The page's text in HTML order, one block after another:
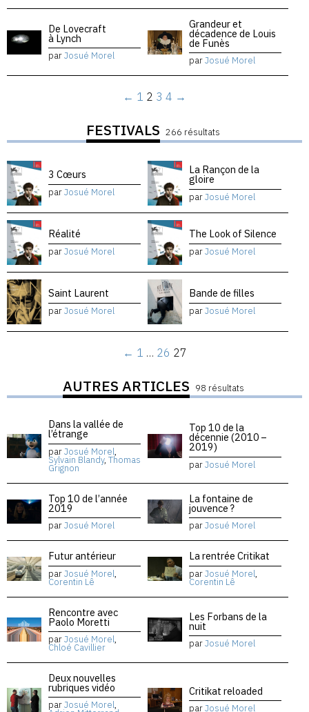
De Lovecraft
à Lynch
parJosué Morel
Grandeur et
décadence de Louis
de Funès
parJosué Morel
← 1 2 3 4 →
FESTIVALS 266 résultats
3 Cœurs
parJosué Morel
La Rançon de la
gloire
parJosué Morel
Réalité
parJosué Morel
The Look of Silence
parJosué Morel
Saint Laurent
parJosué Morel
Bande de filles
parJosué Morel
← 1 … 26 27
AUTRES ARTICLES 98 résultats
Dans la vallée de
l’étrange
parJosué Morel,
Sylvain Blandy, Thomas
Grignon
Top 10 de la
décennie (2010 –
2019)
parJosué Morel
Top 10 de l’année
2019
parJosué Morel
La fontaine de
jouvence ?
parJosué Morel
Futur antérieur
parJosué Morel,
Corentin Lê
La rentrée Critikat
parJosué Morel,
Corentin Lê
Rencontre avec
Paolo Moretti
parJosué Morel,
Chloé Cavillier
Les Forbans de la
nuit
parJosué Morel
Deux nouvelles
rubriques vidéo
parJosué Morel,
Critikat reloaded
parJosué Morel